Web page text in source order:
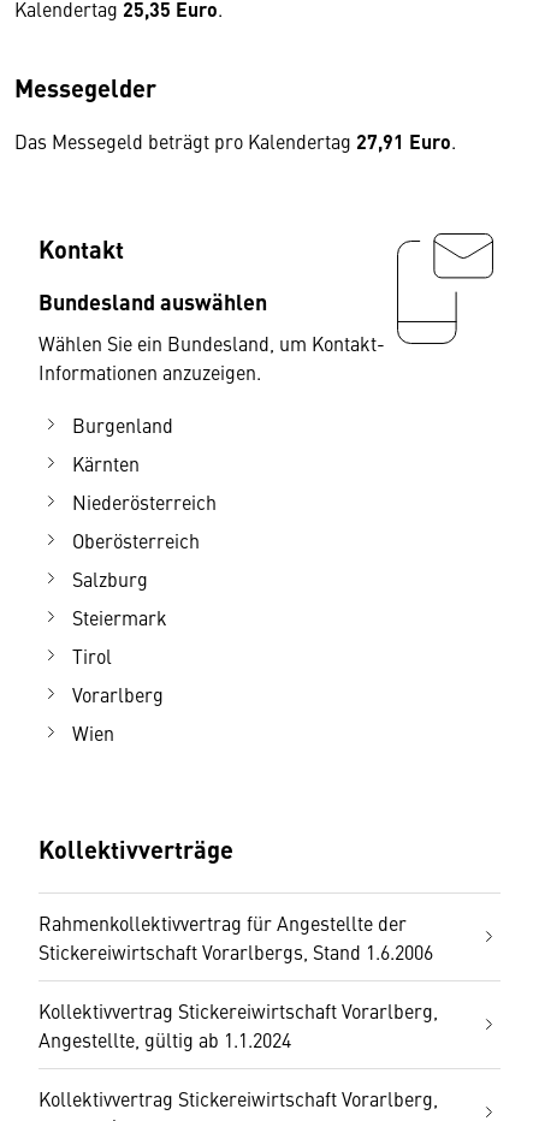
Kalendertag 25,35 Euro.
Messegelder
Das Messegeld beträgt pro Kalendertag 27,91 Euro.
Kontakt
Bundesland auswählen
Wählen Sie ein Bundesland, um Kontakt-
Informationen anzuzeigen.
Burgenland
Kärnten
Niederösterreich
Oberösterreich
Salzburg
Steiermark
Tirol
Vorarlberg
Wien
Kollektivverträge
Rahmenkollektivvertrag für Angestellte der
Stickereiwirtschaft Vorarlbergs, Stand 1.6.2006
Kollektivvertrag Stickereiwirtschaft Vorarlberg,
Angestellte, gültig ab 1.1.2024
Kollektivvertrag Stickereiwirtschaft Vorarlberg,